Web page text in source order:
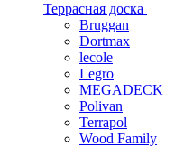
Террасная доска
Bruggan
Dortmax
lecole
Legro
MEGADECK
Polivan
Terrapol
Wood Family